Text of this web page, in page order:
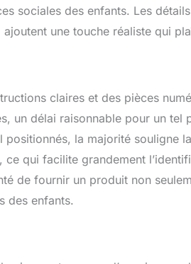
poignée) permettent une
de 25x17,5 cm. Ces détails
sociales des enfants. Les
une touche réaliste qui
claires et des pièces
un délai raisonnable pour un tel
la majorité souligne
qui facilite grandement
de fournir un produit non
des enfants.